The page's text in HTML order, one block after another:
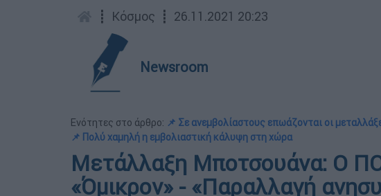
┋ Κόσμος ┋ 26.11.2021 20:23
Newsroom
Ενότητες στο άρθρο: 📌 Σε ανεμβολίαστους επωάζονται οι
📌 Πολύ χαμηλή η εμβολιαστική κάλυψη στη χώρα
Μετάλλαξη Μποτσουάνα: O
«Όμικρον» - «Παραλλαγή